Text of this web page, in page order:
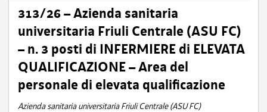
313/26 – Azienda sanitaria
universitaria Friuli Centrale (ASU FC)
– n. 3 posti di INFERMIERE di ELEVATA
QUALIFICAZIONE – Area del
personale di elevata qualificazione
Azienda sanitaria universitaria Friuli Centrale (ASU FC)